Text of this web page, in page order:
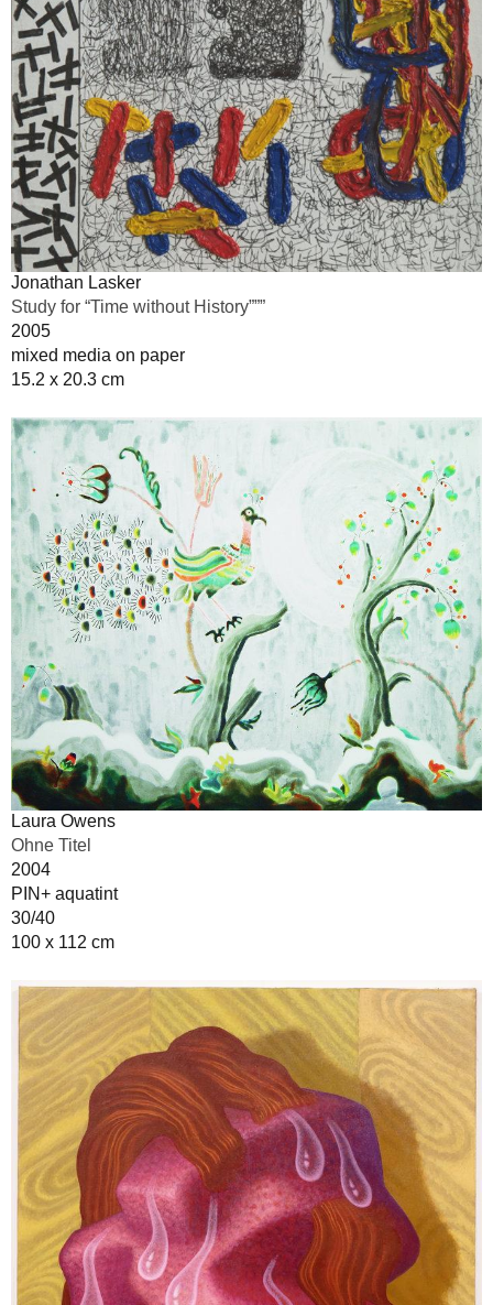
Jonathan Lasker
Study for “Time without History”””
2005
mixed media on paper
15.2 x 20.3 cm
Laura Owens
Ohne Titel
2004
PIN+ aquatint
30/40
100 x 112 cm